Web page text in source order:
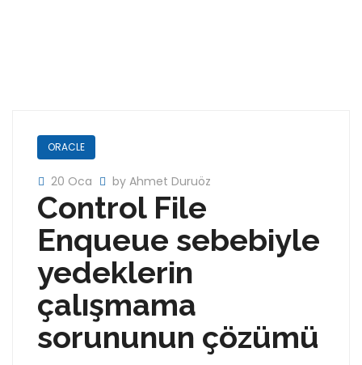
ORACLE
20 Oca by Ahmet Duruöz
Control File
Enqueue sebebiyle
yedeklerin
çalışmama
sorununun çözümü